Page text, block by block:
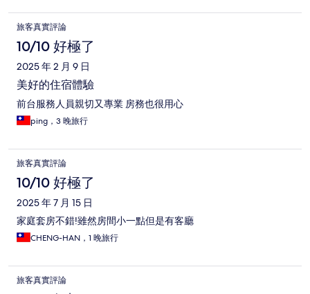
旅客真實評論
10/10 好極了
2025 年 2 月 9 日
美好的住宿體驗
前台服務人員親切又專業 房務也很用心
ping，3 晚旅行
旅客真實評論
10/10 好極了
2025 年 7 月 15 日
家庭套房不錯!雖然房間小一點但是有客廳
CHENG-HAN，1 晚旅行
旅客真實評論